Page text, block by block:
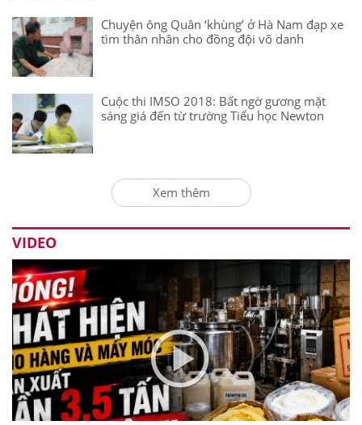
Chuyện ông Quân ‘khùng’ ở Hà Nam đạp xe
tìm thân nhân cho đồng đội vô danh
Cuộc thi IMSO 2018: Bất ngờ gương mặt
sáng giá đến từ trường Tiểu học Newton
Xem thêm
VIDEO